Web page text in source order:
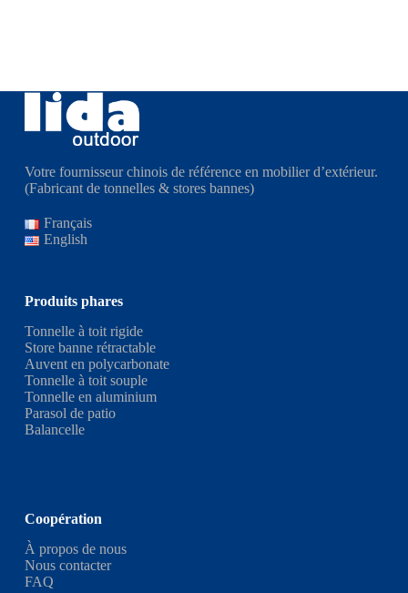
Votre fournisseur chinois de référence en mobilier d’extérieur.
(Fabricant de tonnelles & stores bannes)
Français
English
Produits phares
Tonnelle à toit rigide
Store banne rétractable
Auvent en polycarbonate
Tonnelle à toit souple
Tonnelle en aluminium
Parasol de patio
Balancelle
Coopération
À propos de nous
Nous contacter
FAQ